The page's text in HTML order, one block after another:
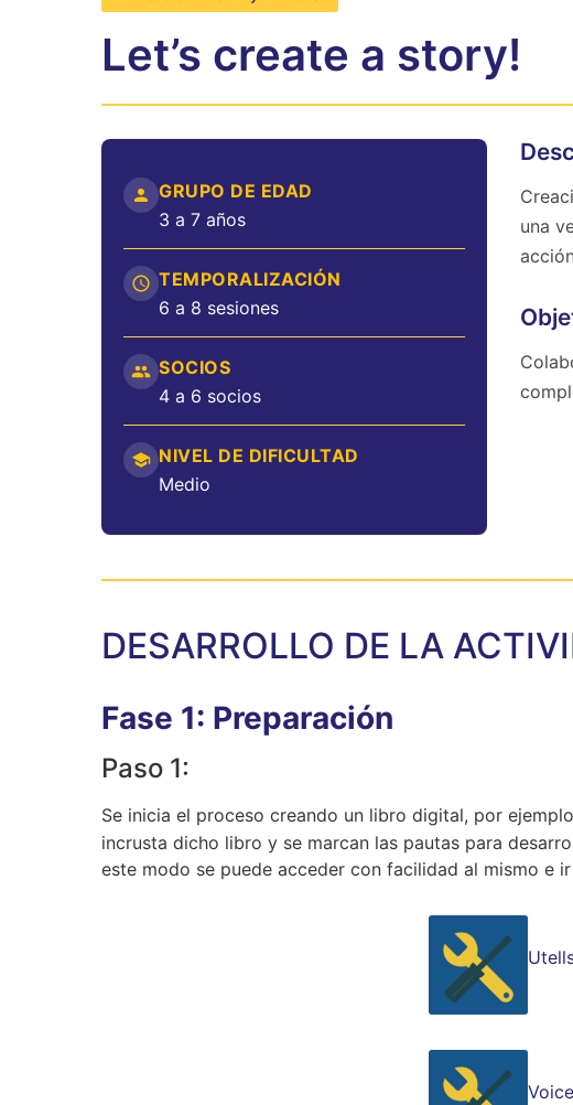
Let’s create a story!
GRUPO DE EDAD
3 a 7 años
TEMPORALIZACIÓN
6 a 8 sesiones
SOCIOS
4 a 6 socios
NIVEL DE DIFICULTAD
Medio
una
DESARROLLO DE LA
Fase 1: Preparación
Paso 1:
Se inicia el proceso creando un libro digital, por
incrusta dicho libro y se marcan las pautas para
este modo se puede acceder con facilidad al mismo e